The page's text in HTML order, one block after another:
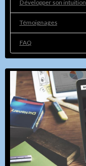
Développer son intuition
Témoignages
FAQ